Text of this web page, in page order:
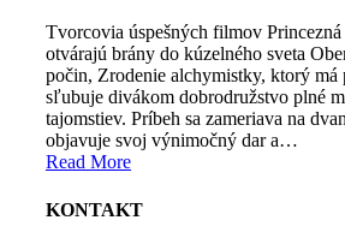
Tvorcovia úspešných filmov
otvárajú brány do kúzelného sveta
počin, Zrodenie alchymistky, ktorý má
sľubuje divákom dobrodružstvo plné
tajomstiev. Príbeh sa zameriava na
objavuje svoj výnimočný dar a…
Read More
KONTAKT